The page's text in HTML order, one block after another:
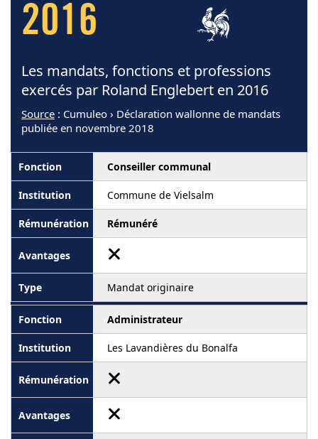
2016
Les mandats, fonctions et professions
exercés par Roland Englebert en 2016
Source : Cumuleo › Déclaration wallonne de mandats
publiée en novembre 2018
Conseiller communal
Commune de Vielsalm
Rémunéré
Mandat originaire
Administrateur
Les Lavandières du Bonalfa